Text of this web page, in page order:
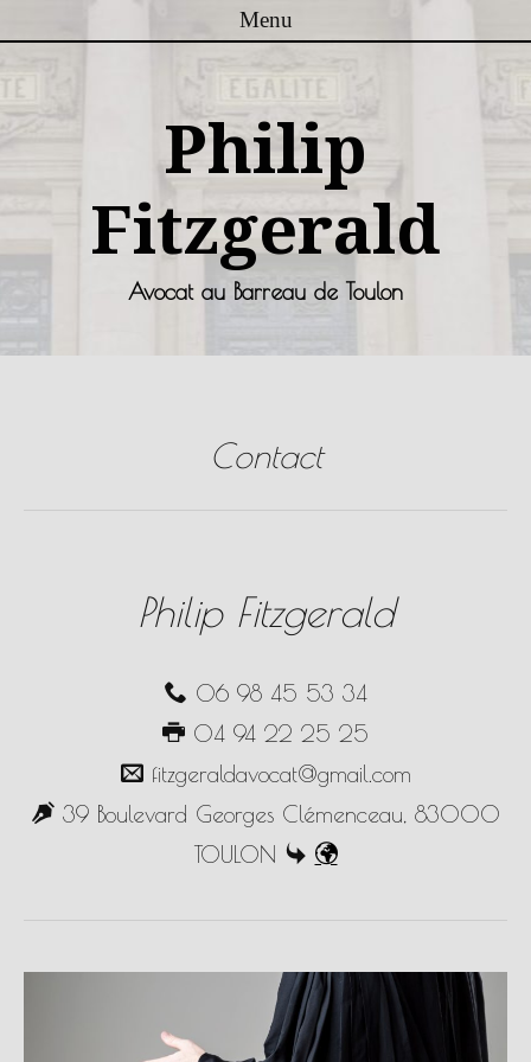
Menu
Philip
Fitzgerald
Avocat au Barreau de Toulon
Contact
Philip Fitzgerald
06 98 45 53 34
04 94 22 25 25
fitzgeraldavocat@gmail.com
39 Boulevard Georges Clémenceau, 83000
TOULON